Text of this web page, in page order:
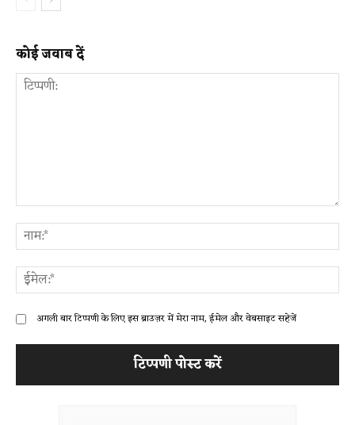
कोई जवाब दें
अगली बार टिप्पणी के लिए इस ब्राउज़र में मेरा नाम, ईमेल और वेबसाइट सहेजें